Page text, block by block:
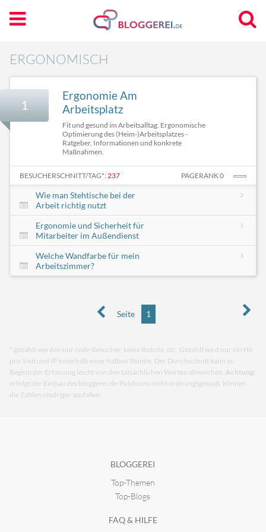
ERGONOMISCH
1
Ergonomie Am
Arbeitsplatz
Fit und gesund im Arbeitsalltag. Ergonomische
Optimierung des (Heim-)Arbeitsplatzes -
Ratgeber, Informationen und konkrete
Maßnahmen.
BESUCHERSCHNITT/TAG*: 237 PAGERANK 0
Wie man Stehtische bei der
Arbeit richtig nutzt
Ergonomie und Sicherheit für
Mitarbeiter im Außendienst
Welche Wandfarbe für mein
Arbeitszimmer?
Seite 1
* gezählt werden nur reale Besucher, keine Robots, etc. Gezählt wird nur ein Hit
pro Visit und IP innerhalb einer halben Stunde. Der Durchschnitt kann zu
Beginn der Erfassung leicht von den tatsächlichen Werten abweichen. Achtung:
erfolgt der Einbau des bloggerei.de-Publicons nicht ordnungsgemäß, können
die Zahlen niedriger ausfallen.
BLOGGEREI
Top-Themen
Top-Blogs
FAQ & HILFE